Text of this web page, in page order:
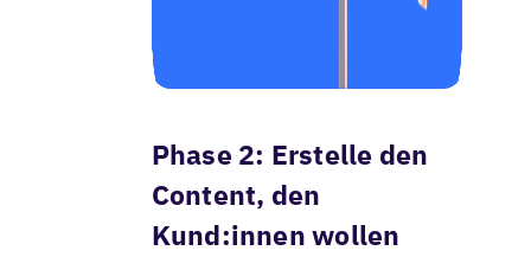
Phase 2: Erstelle den
Content, den
Kund:innen wollen